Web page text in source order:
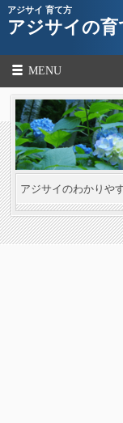
アジサイ 育て方
アジサイの育
MENU
アジサイのわかりや